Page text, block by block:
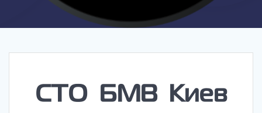
СТО БМВ Киев